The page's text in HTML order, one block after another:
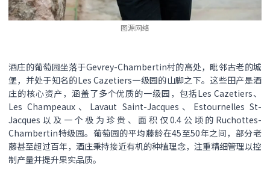
图源网络
酒庄的葡萄园坐落于Gevrey-Chambertin村的高处，毗邻古老的城
堡，并处于知名的Les Cazetiers一级园的山脚之下。这些田产是酒
庄的核心资产，涵盖了多个优质的一级园，包括Les Cazetiers、
Les Champeaux、Lavaut Saint-Jacques、Estournelles St-
Jacques以及一个极为珍贵、面积仅0.4公顷的Ruchottes-
Chambertin特级园。葡萄园的平均藤龄在45至50年之间，部分老
藤甚至超过百年，酒庄秉持接近有机的种植理念，注重精细管理以控
制产量并提升果实品质。